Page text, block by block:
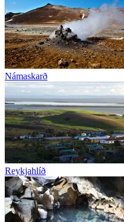
Námaskarð
Reykjahlíð